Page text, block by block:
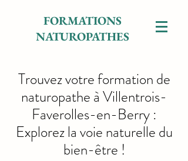
FORMATIONS
NATUROPATHES
Trouvez votre formation de
naturopathe à Villentrois-
Faverolles-en-Berry :
Explorez la voie naturelle du
bien-être !